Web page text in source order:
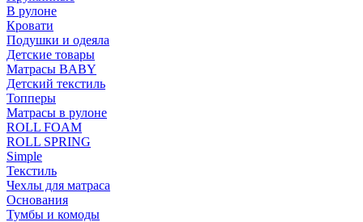
В рулоне
Кровати
Подушки и одеяла
Детские товары
Матрасы BABY
Детский текстиль
Топперы
Матрасы в рулоне
ROLL FOAM
ROLL SPRING
Simple
Текстиль
Чехлы для матраса
Основания
Тумбы и комоды